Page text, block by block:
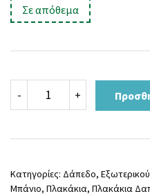
was:
40,00 €.είναι:
Σε απόθεμα
-
GRIS
PULIDO
ποσότητα
+
Κατηγορίες: Δάπεδο,
Μπάνιο, Πλακάκια, Πλακάκια